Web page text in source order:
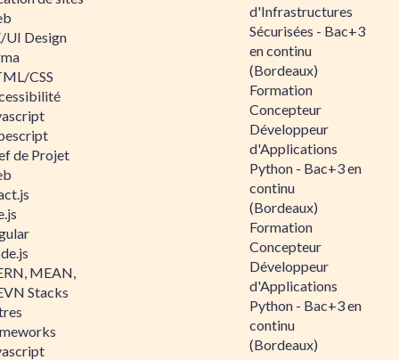
UI Design
CSS
de Projet
MEAN,
Stacks
d'Infrastructures
Sécurisées - Bac+3
en continu
(Bordeaux)
Formation
Concepteur
Développeur
d'Applications
Python - Bac+3 en
continu
(Bordeaux)
Formation
Concepteur
Développeur
d'Applications
Python - Bac+3 en
continu
(Bordeaux)